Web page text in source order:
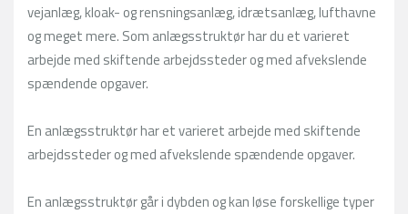
vejanlæg, kloak- og rensningsanlæg, idrætsanlæg, lufthavne
og meget mere. Som anlægsstruktør har du et varieret
arbejde med skiftende arbejdssteder og med afvekslende
spændende opgaver.
En anlægsstruktør har et varieret arbejde med skiftende
arbejdssteder og med afvekslende spændende opgaver.
En anlægsstruktør går i dybden og kan løse forskellige typer